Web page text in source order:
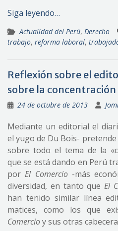
Siga leyendo…
Actualidad del Perú, Derecho
trabajo, reforma laboral,
Reflexión sobre el
sobre la concentración
24 de octubre de 2013
Mediante un editorial el
el yugo de Du Bois-
sobre todo el tema de la
que se está dando en Perú
porEl Comercio-más
diversidad, en tanto queEl
han tenido similar línea
matices, como los que
Comercioy sus otras